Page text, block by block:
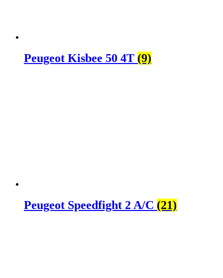
Peugeot Kisbee 50 4T (9)
Peugeot Speedfight 2 A/C (21)